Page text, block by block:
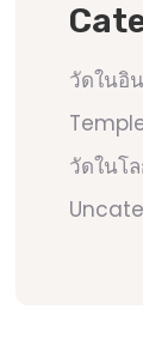
วัดในอิ
วัดในโ